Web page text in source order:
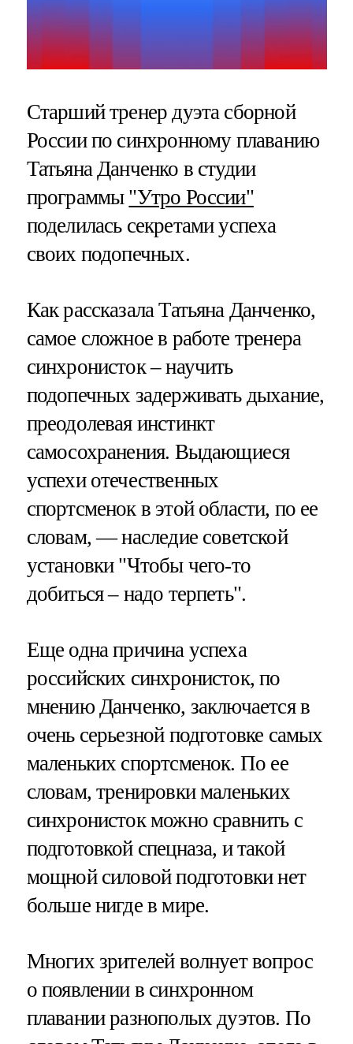
Старший тренер дуэта сборной
России по синхронному плаванию
Татьяна Данченко в студии
программы "Утро России"
поделилась секретами успеха
своих подопечных.
Как рассказала Татьяна Данченко,
самое сложное в работе тренера
синхронисток – научить
подопечных задерживать дыхание,
преодолевая инстинкт
самосохранения. Выдающиеся
успехи отечественных
спортсменок в этой области, по ее
словам, — наследие советской
установки "Чтобы чего-то
добиться – надо терпеть".
Еще одна причина успеха
российских синхронисток, по
мнению Данченко, заключается в
очень серьезной подготовке самых
маленьких спортсменок. По ее
словам, тренировки маленьких
синхронисток можно сравнить с
подготовкой спецназа, и такой
мощной силовой подготовки нет
больше нигде в мире.
Многих зрителей волнует вопрос
о появлении в синхронном
плавании разнополых дуэтов. По